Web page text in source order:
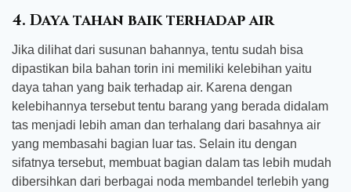
4. Daya tahan baik terhadap air
Jika dilihat dari susunan bahannya, tentu sudah bisa
dipastikan bila bahan torin ini memiliki kelebihan yaitu
daya tahan yang baik terhadap air. Karena dengan
kelebihannya tersebut tentu barang yang berada didalam
tas menjadi lebih aman dan terhalang dari basahnya air
yang membasahi bagian luar tas. Selain itu dengan
sifatnya tersebut, membuat bagian dalam tas lebih mudah
dibersihkan dari berbagai noda membandel terlebih yang